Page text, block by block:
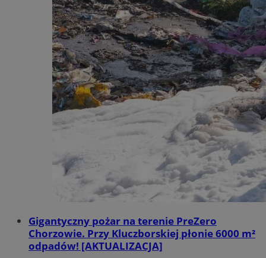
Gigantyczny pożar na terenie PreZero
Chorzowie. Przy Kluczborskiej płonie 6000 m²
odpadów! [AKTUALIZACJA]